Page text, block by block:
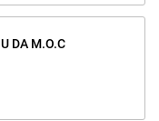
DA M.O.C